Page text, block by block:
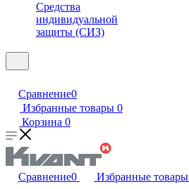
Средства
индивидуальной
защиты (СИЗ)
Сравнение0
Избранные товары 0
Корзина 0
Сравнение0 Избранные товары